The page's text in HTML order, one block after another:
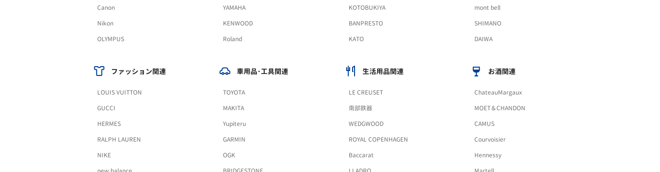
Canon
Nikon
OLYMPUS
YAMAHA
KENWOOD
Roland
KOTOBUKIYA
BANPRESTO
KATO
mont bell
SHIMANO
DAIWA
ファッション関連
LOUIS VUITTON
GUCCI
HERMES
RALPH LAUREN
NIKE
車用品･工具関連
TOYOTA
MAKITA
Yupiteru
GARMIN
OGK
生活用品関連
LE CREUSET
南部鉄器
WEDGWOOD
ROYAL COPENHAGEN
Baccarat
お酒関連
ChateauMargaux
MOET＆CHANDON
CAMUS
Courvoisier
Hennessy